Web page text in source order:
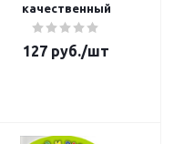
качественный
127 руб./шт